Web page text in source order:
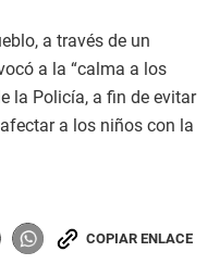
a través de un
a la “calma a los
la Policía, a fin de evitar
a los niños con la
COPIAR ENLACE